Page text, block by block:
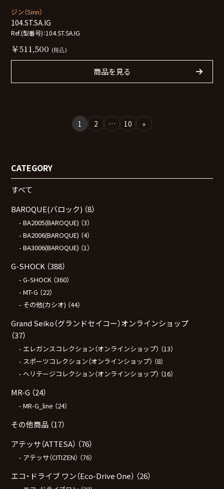
ジン（Sinn）
104.ST.SA.IG
Ref.(型番号)：104.ST.SA.IG
￥511,500 (税込)
商品を見る
1 2 … 10 »
CATEGORY
すべて
BAROQUE(バロック) （8）
BA2005(BAROQUE) （3）
BA2006(BAROQUE) （4）
BA3006(BAROQUE) （1）
G-SHOCK （388）
G-SHOCK （360）
MT-G （22）
その他(カシオ) （44）
Grand Seiko（グランドセイコー）オンラインショップ
（37）
エレガンスコレクション（オンラインショップ） （13）
スポーツコレクション（オンラインショップ） （8）
ヘリテージコレクション（オンラインショップ） （16）
MR-G （24）
MR-G_line （24）
その他商品 （17）
アテッサ（ATTESA） （76）
アテッサ（CITIZEN） （76）
エコ・ドライブ ワン（Eco-Drive One） （26）